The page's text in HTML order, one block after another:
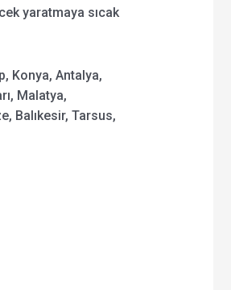
yaratmaya sıcak
Konya, Antalya,
Malatya,
Balıkesir, Tarsus,